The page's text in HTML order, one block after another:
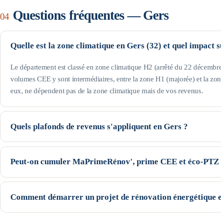
04 Questions fréquentes —Gers
Quelle est la zone climatique en Gers (32) et quel impact
Le département est classé en zone climatique H2 (arrêté du 22
volumes CEE y sont intermédiaires, entre la zone H1 (majorée) et la
eux, ne dépendent pas de la zone climatique mais de vos revenus.
Quels plafonds de revenus s'appliquent en Gers ?
Le département est hors Île-de-France : pour une personne seule, le
revenu fiscal de référence, le Jaune jusqu'à 22 259 € et le Violet jusqu'à
Peut-on cumuler MaPrimeRénov', prime CEE et éco-PTZ
Oui, ces trois dispositifs nationaux sont cumulables sur un même
la prime CEE se déduisent du devis (avec un écrêtement selon votre
Comment démarrer un projet de rénovation énergétique